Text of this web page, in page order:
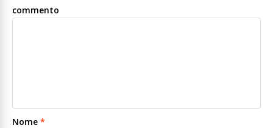
commento
Nome *